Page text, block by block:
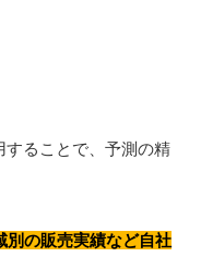
ることで、予測の精
別の販売実績など自社